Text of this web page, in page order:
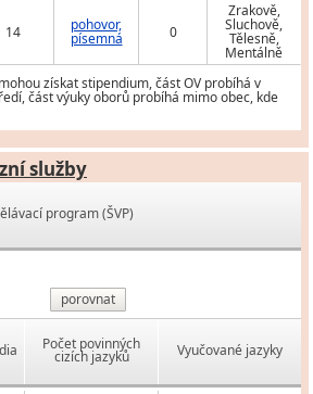
14 pohovor,
písemná 0
Zrakově,
Sluchově,
Tělesně,
Mentálně
získat stipendium, část OV probíhá v
část výuky oborů probíhá mimo obec, kde
služby
program (ŠVP)
porovnat
Počet povinných
cizích jazyků Vyučované jazyky